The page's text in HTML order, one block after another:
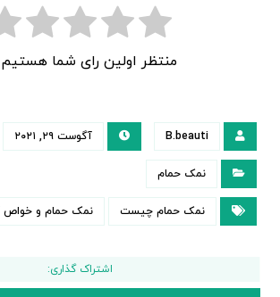
منتظر اولین رای شما
B.beauti آگوست ۲۹, ۲۰۲۱
نمک حمام
نمک حمام چیست نمک حمام و خواص